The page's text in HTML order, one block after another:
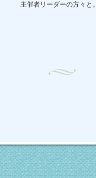
主催者リーダーの方々と。